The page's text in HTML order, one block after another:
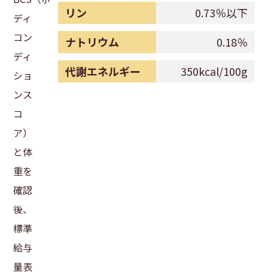
ディ
コン
ディ
ショ
ンス
コ
ア）
と体
重を
確認
後、
標準
給与
量表
リン
0.73％以下
ナトリウム
0.18％
代謝エネルギー
350kcal/100g